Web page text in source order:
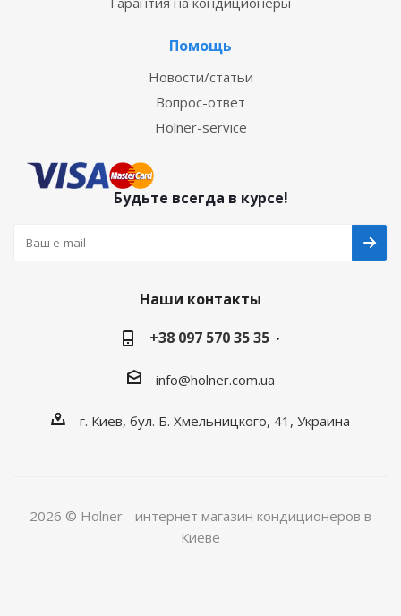
Помощь
Новости/статьи
Вопрос-ответ
Holner-service
Будьте всегда в курсе!
Наши контакты
+38 097 570 35 35
info@holner.com.ua
г. Киев, бул. Б. Хмельницкого, 41, Украина
2026 © Holner - интернет магазин кондиционеров в
Киеве